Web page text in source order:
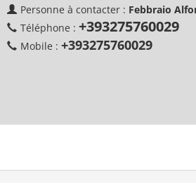
Personne à contacter : Febbraio
Téléphone : +393275760029
Mobile : +393275760029